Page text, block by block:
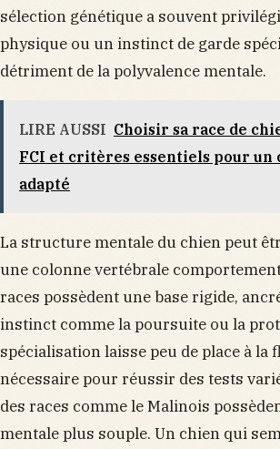
sélection génétique a souvent
physique ou un instinct de garde
détriment de la polyvalence mentale.
LIRE AUSSI Choisir sa race de
FCI et critères essentiels pour un
adapté
La structure mentale du chien peut
une colonne vertébrale
races possèdent une base rigide,
instinct comme la poursuite ou la
spécialisation laisse peu de place à la
nécessaire pour réussir des tests
des races comme le Malinois
mentale plus souple. Un chien qui